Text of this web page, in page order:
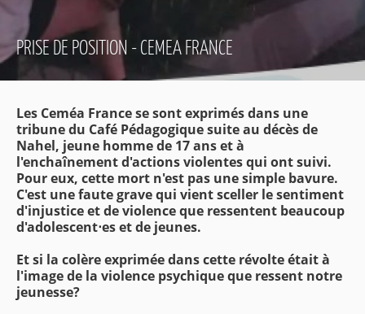
PRISE DE POSITION - CEMEA FRANCE
Les Ceméa France se sont exprimés dans une
tribune du Café Pédagogique suite au décès de
Nahel, jeune homme de 17 ans et à
l'enchaînement d'actions violentes qui ont suivi.
Pour eux, cette mort n'est pas une simple bavure.
C'est une faute grave qui vient sceller le sentiment
d'injustice et de violence que ressentent beaucoup
d'adolescent⋅es et de jeunes.
Et si la colère exprimée dans cette révolte était à
l'image de la violence psychique que ressent notre
jeunesse?